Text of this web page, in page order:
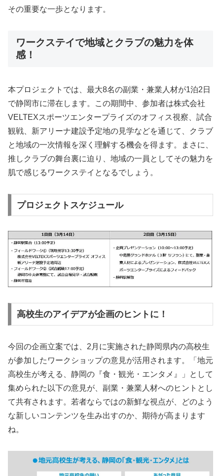
その重要な一歩となります。
ワークステイで地域とクラブの魅力を体
感！
本プロジェクトでは、最大8名の副業・兼業人材が1泊2日
で静岡市に滞在します。この期間中、参加者は株式会社
VELTEXスポーツエンタープライズのオフィス視察、試合
観戦、新アリーナ建設予定地の見学などを通じて、クラブ
と地域の一次情報を深く理解する機会を得ます。まさに、
推しクラブの舞台裏に迫り、地域の一員としてその魅力を
肌で感じるワークステイとなるでしょう。
プロジェクトスケジュール
高校生のアイデアが企画のヒントに！
今回の企画立案では、2月に実施された静岡県内の高校生
が参加したワークショップの意見が活用されます。「地元
高校生が考える、静岡の『食・観光・エンタメ』」として
集められた以下の意見が、副業・兼業人材へのヒントとし
て共有されます。若者ならではの新鮮な視点が、どのよう
な新しいコンテンツを生み出すのか、期待が高まります
ね。